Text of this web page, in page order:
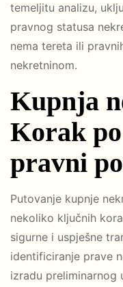
temeljitu analizu,
pravnog statusa
nema tereta ili
nekretninom.
Kupnja
Korak
pravni
Putovanje kupnje
nekoliko ključnih
sigurne i uspješne
identificiranje prave
izradu preliminarnog